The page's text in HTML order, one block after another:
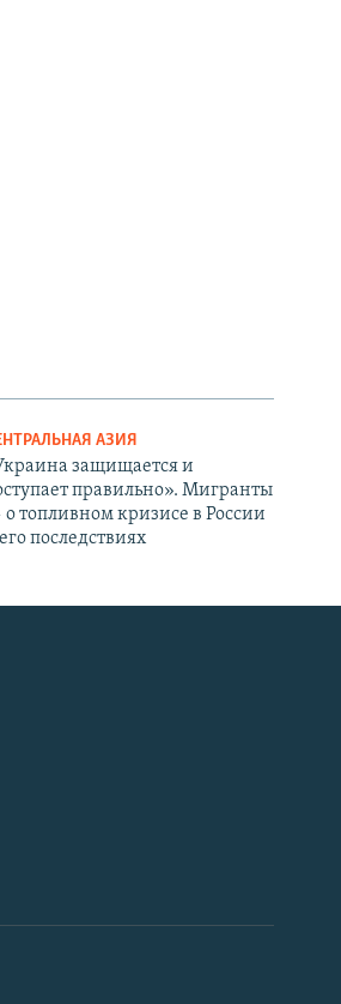
АЗИЯ
защищается и
правильно». Мигранты
топливном кризисе в России
последствиях